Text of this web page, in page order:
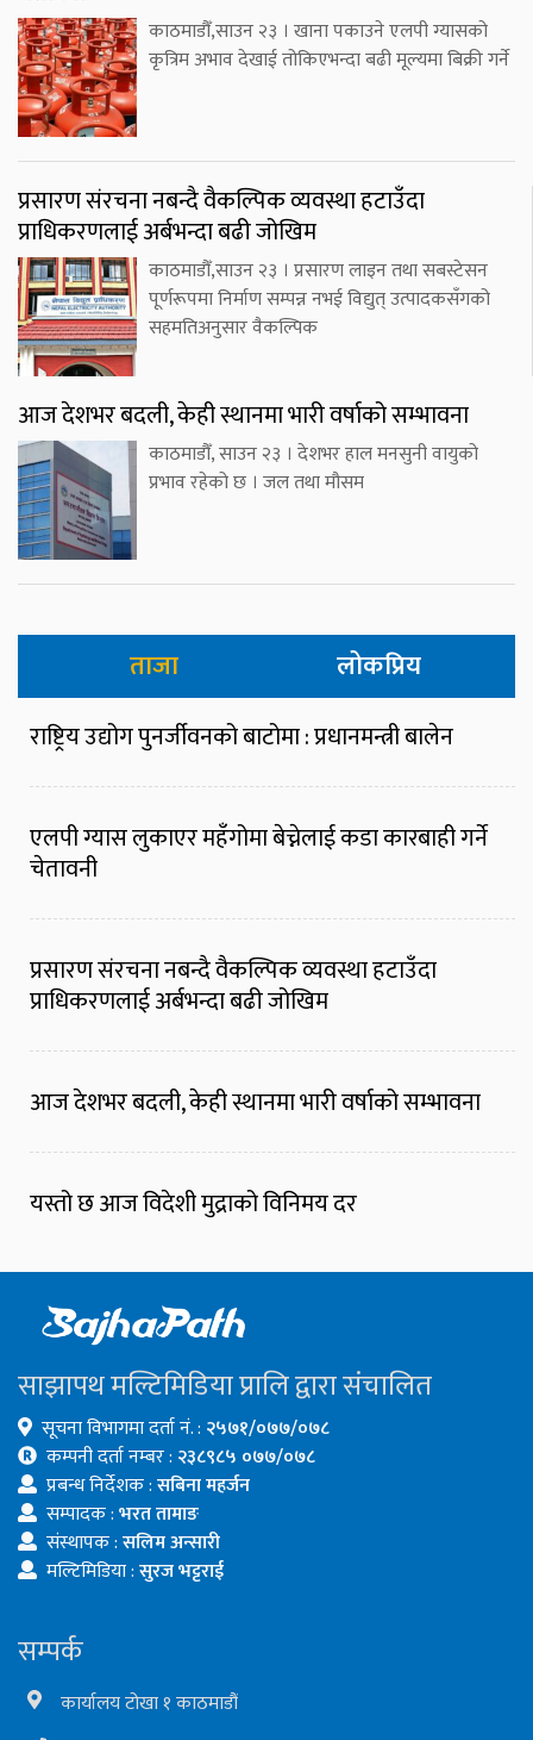
काठमाडौँ,साउन २३ । खाना पकाउने एलपी ग्यासको
कृत्रिम अभाव देखाई तोकिएभन्दा बढी मूल्यमा बिक्री गर्ने
प्रसारण संरचना नबन्दै वैकल्पिक व्यवस्था हटाउँदा
प्राधिकरणलाई अर्बभन्दा बढी जोखिम
काठमाडौँ,साउन २३ । प्रसारण लाइन तथा सबस्टेसन
पूर्णरूपमा निर्माण सम्पन्न नभई विद्युत् उत्पादकसँगको
सहमतिअनुसार वैकल्पिक
आज देशभर बदली, केही स्थानमा भारी वर्षाको सम्भावना
काठमाडौँ, साउन २३ । देशभर हाल मनसुनी वायुको
प्रभाव रहेको छ । जल तथा मौसम
ताजा लोकप्रिय
राष्ट्रिय उद्योग पुनर्जीवनको बाटोमा : प्रधानमन्त्री बालेन
एलपी ग्यास लुकाएर महँगोमा बेच्नेलाई कडा कारबाही गर्ने
चेतावनी
प्रसारण संरचना नबन्दै वैकल्पिक व्यवस्था हटाउँदा
प्राधिकरणलाई अर्बभन्दा बढी जोखिम
आज देशभर बदली, केही स्थानमा भारी वर्षाको सम्भावना
यस्तो छ आज विदेशी मुद्राको विनिमय दर
साझापथ मल्टिमिडिया प्रालि द्वारा संचालित
सूचना विभागमा दर्ता नं. : २५७१/०७७/०७८
कम्पनी दर्ता नम्बर : २३८९८५ ०७७/०७८
प्रबन्ध निर्देशक :सबिना महर्जन
सम्पादक :भरत तामाङ
संस्थापक :सलिम अन्सारी
मल्टिमिडिया :सुरज भट्टराई
सम्पर्क
कार्यालय टोखा १ काठमाडौं